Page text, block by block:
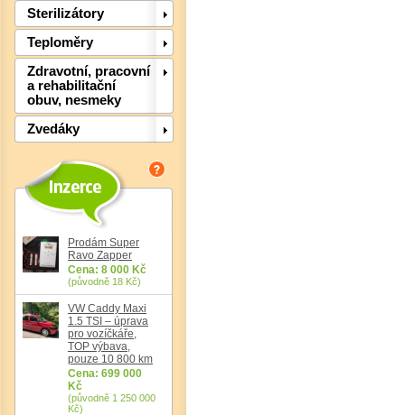
Sterilizátory
Teploměry
Zdravotní, pracovní
a rehabilitační
obuv, nesmeky
Zvedáky
Prodám Super
Ravo Zapper
Cena: 8 000 Kč
(původně 18 Kč)
VW Caddy Maxi
1.5 TSI – úprava
pro vozíčkáře,
TOP výbava,
pouze 10 800 km
Cena: 699 000
Kč
(původně 1 250 000
Kč)